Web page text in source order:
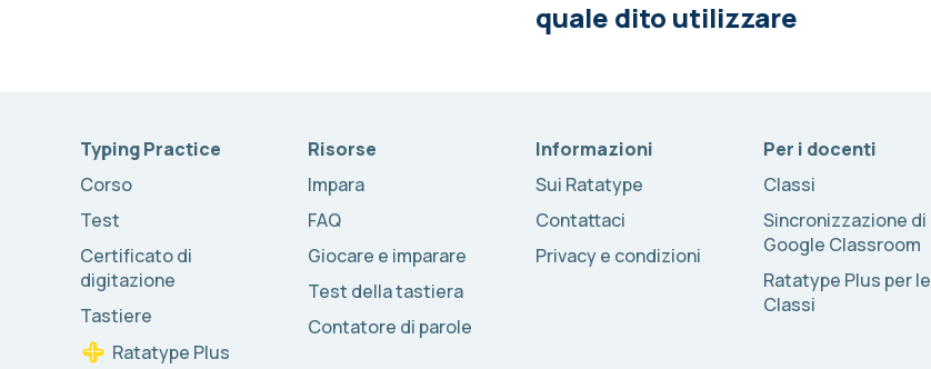
quale dito utilizzare
Typing Practice
Corso
Test
Certificato di
digitazione
Tastiere
Ratatype Plus
Risorse
Impara
FAQ
Giocare e imparare
Test della tastiera
Contatore di parole
Informazioni
Sui Ratatype
Contattaci
Privacy e condizioni
Per i docenti
Classi
Sincronizzazione di
Google Classroom
Ratatype Plus per le
Classi